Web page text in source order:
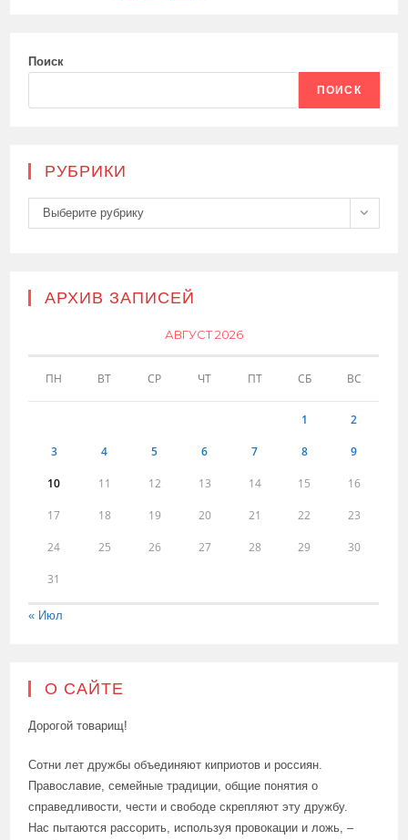
Поиск
ПОИСК
РУБРИКИ
Рубрики
Выберите рубрику
АРХИВ ЗАПИСЕЙ
АВГУСТ 2026
ПН ВТ СР ЧТ ПТ СБ ВС
1 2
3 4 5 6 7 8 9
10 11 12 13 14 15 16
17 18 19 20 21 22 23
24 25 26 27 28 29 30
31
« Июл
О САЙТЕ
Дорогой товарищ!
Сотни лет дружбы объединяют киприотов и россиян.
Православие, семейные традиции, общие понятия о
справедливости, чести и свободе скрепляют эту дружбу.
Нас пытаются рассорить, используя провокации и ложь, –